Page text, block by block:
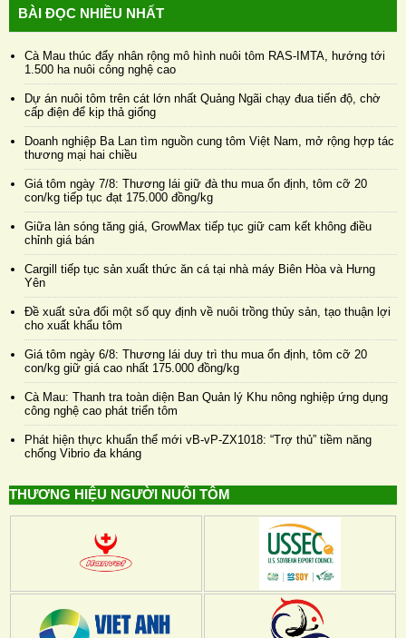
BÀI ĐỌC NHIỀU NHẤT
Cà Mau thúc đẩy nhân rộng mô hình nuôi tôm RAS-IMTA, hướng tới
1.500 ha nuôi công nghệ cao
Dự án nuôi tôm trên cát lớn nhất Quảng Ngãi chạy đua tiến độ, chờ
cấp điện để kịp thả giống
Doanh nghiệp Ba Lan tìm nguồn cung tôm Việt Nam, mở rộng hợp tác
thương mại hai chiều
Giá tôm ngày 7/8: Thương lái giữ đà thu mua ổn định, tôm cỡ 20
con/kg tiếp tục đạt 175.000 đồng/kg
Giữa làn sóng tăng giá, GrowMax tiếp tục giữ cam kết không điều
chỉnh giá bán
Cargill tiếp tục sản xuất thức ăn cá tại nhà máy Biên Hòa và Hưng
Yên
Đề xuất sửa đổi một số quy định về nuôi trồng thủy sản, tạo thuận lợi
cho xuất khẩu tôm
Giá tôm ngày 6/8: Thương lái duy trì thu mua ổn định, tôm cỡ 20
con/kg giữ giá cao nhất 175.000 đồng/kg
Cà Mau: Thanh tra toàn diện Ban Quản lý Khu nông nghiệp ứng dụng
công nghệ cao phát triển tôm
Phát hiện thực khuẩn thể mới vB-vP-ZX1018: “Trợ thủ” tiềm năng
chống Vibrio đa kháng
THƯƠNG HIỆU NGƯỜI NUÔI TÔM